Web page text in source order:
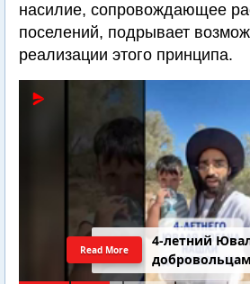
насилие, сопровождающее
поселений, подрывает
реализации этого принципа.
4-летний
Read More